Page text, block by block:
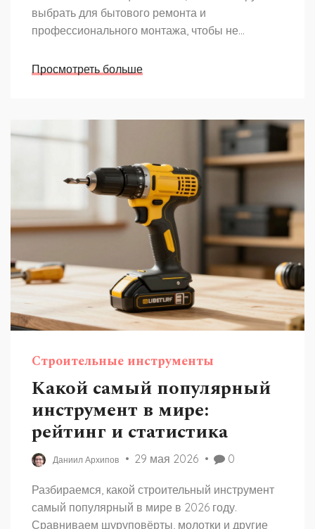
выбрать для бытового ремонта и
профессионального монтажа, чтобы не
Просмотреть больше
Строительные инструменты
Какой самый популярный
инструмент в мире:
рейтинг и статистика
Даниил Архипов 29 мая 2026 0
Разбираемся, какой строительный инструмент
самый популярный в мире в 2026 году.
Сравниваем шуруповёрты, молотки и другие